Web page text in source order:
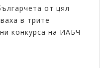
от цял
в трите
конкурса на ИАБЧ